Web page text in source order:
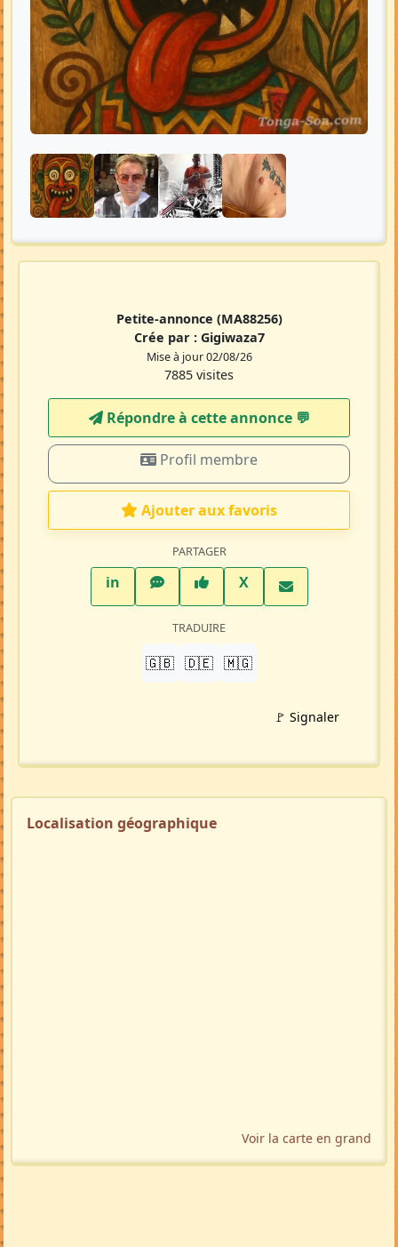
Petite-annonce (MA88256)
Crée par : Gigiwaza7
Mise à jour 02/08/26
7885 visites
Répondre à cette annonce 💬​
Profil membre
Ajouter aux favoris
PARTAGER
inLinkedInWhatsAppFacebook
XTwitter X
TRADUIRE
🇬🇧 🇩🇪 🇲🇬
🚩 Signaler
Localisation géographique
Voir la carte en grand